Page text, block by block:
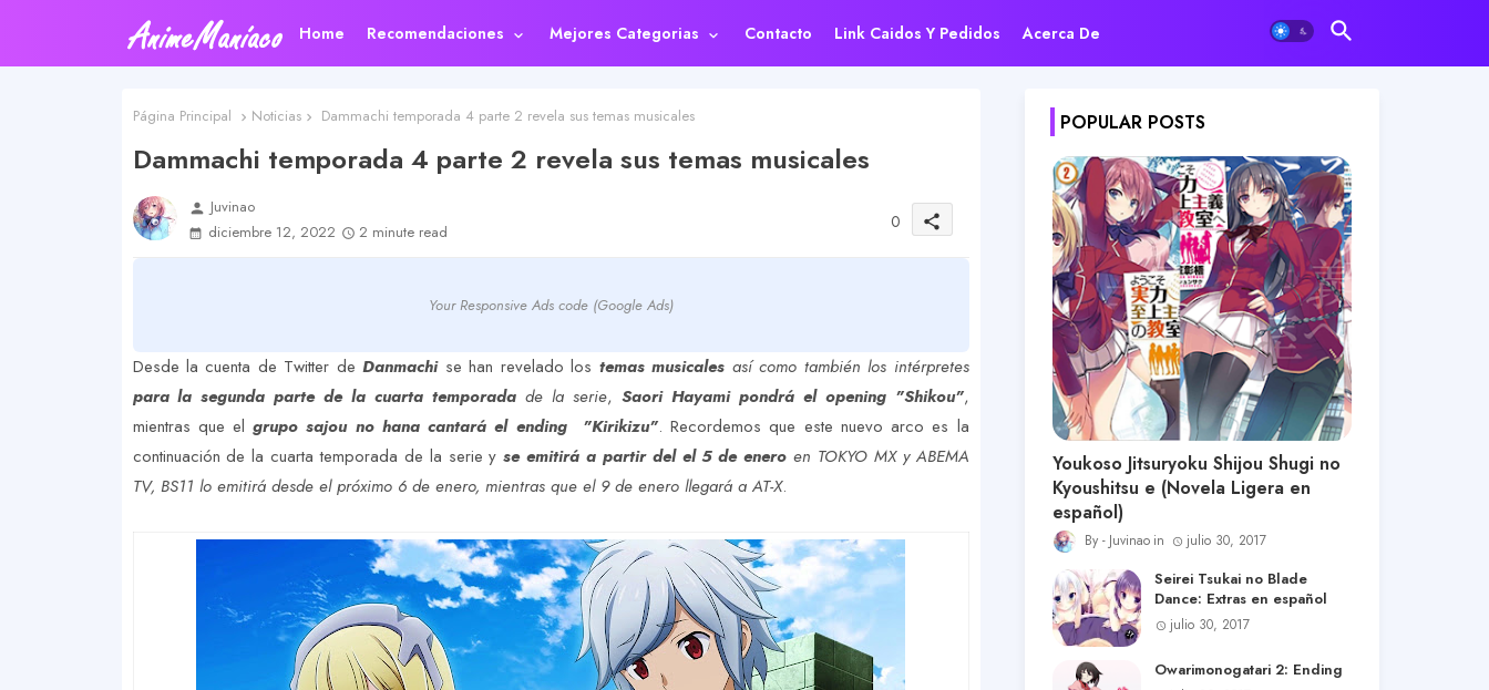
Home Recomendaciones Mejores Categorias Contacto Link Caidos Y Pedidos Acerca De
Página Principal Noticias Dammachi temporada 4 parte 2 revela sus temas musicales
Dammachi temporada 4 parte 2 revela sus temas musicales
person Juvinao
diciembre 12, 2022
2 minute read 0 share
Your Responsive Ads code (Google Ads)
Desde la cuenta de Twitter deDanmachise han revelado los temas musicales así como también los intérpretes
para la segunda parte de la cuarta temporada de la serie, Saori Hayami pondrá el opening "Shikou",
mientras que elgrupo sajou no hana cantará el ending "Kirikizu". Recordemos que este nuevo arco es la
continuación de la cuarta temporada de la serie yse emitirá a partir del el 5 de enero en TOKYO MX y ABEMA
TV, BS11 lo emitirá desde el próximo 6 de enero, mientras que el 9 de enero llegará a AT-X.
POPULAR POSTS
Youkoso Jitsuryoku Shijou Shugi no
Kyoushitsu e (Novela Ligera en
español)
Juvinao julio 30, 2017
Seirei Tsukai no Blade
Dance: Extras en español
julio 30, 2017
Owarimonogatari 2: Ending